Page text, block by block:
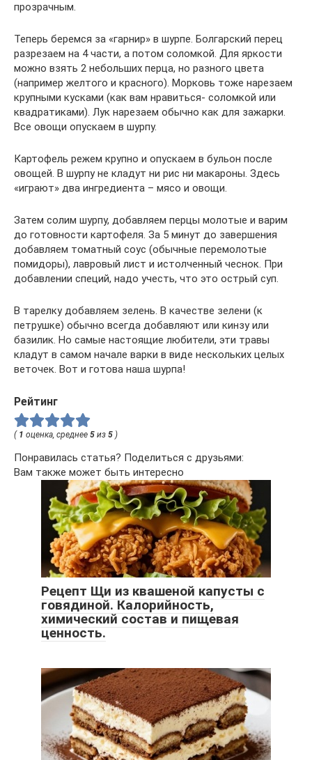
прозрачным.
Теперь беремся за «гарнир» в шурпе. Болгарский перец
разрезаем на 4 части, а потом соломкой. Для яркости
можно взять 2 небольших перца, но разного цвета
(например желтого и красного). Морковь тоже нарезаем
крупными кусками (как вам нравиться- соломкой или
квадратиками). Лук нарезаем обычно как для зажарки.
Все овощи опускаем в шурпу.
Картофель режем крупно и опускаем в бульон после
овощей. В шурпу не кладут ни рис ни макароны. Здесь
«играют» два ингредиента – мясо и овощи.
Затем солим шурпу, добавляем перцы молотые и варим
до готовности картофеля. За 5 минут до завершения
добавляем томатный соус (обычные перемолотые
помидоры), лавровый лист и истолченный чеснок. При
добавлении специй, надо учесть, что это острый суп.
В тарелку добавляем зелень. В качестве зелени (к
петрушке) обычно всегда добавляют или кинзу или
базилик. Но самые настоящие любители, эти травы
кладут в самом начале варки в виде нескольких целых
веточек. Вот и готова наша шурпа!
Рейтинг
( 1 оценка, среднее 5 из 5 )
Понравилась статья? Поделиться с друзьями:
Вам также может быть интересно
Рецепт Щи из квашеной капусты с
говядиной. Калорийность,
химический состав и пищевая
ценность.